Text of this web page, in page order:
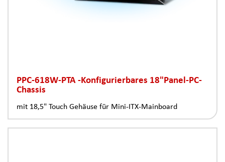
PPC-618W-PTA -Konfigurierbares 18"Panel-PC-
Chassis
mit 18,5" Touch Gehäuse für Mini-ITX-Mainboard